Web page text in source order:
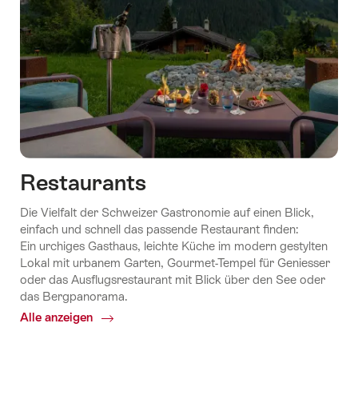
Restaurants
Die Vielfalt der Schweizer Gastronomie auf einen Blick,
einfach und schnell das passende Restaurant finden:
Ein urchiges Gasthaus, leichte Küche im modern gestylten
Lokal mit urbanem Garten, Gourmet-Tempel für Geniesser
oder das Ausflugsrestaurant mit Blick über den See oder
das Bergpanorama.
Alle anzeigen
Common.Of